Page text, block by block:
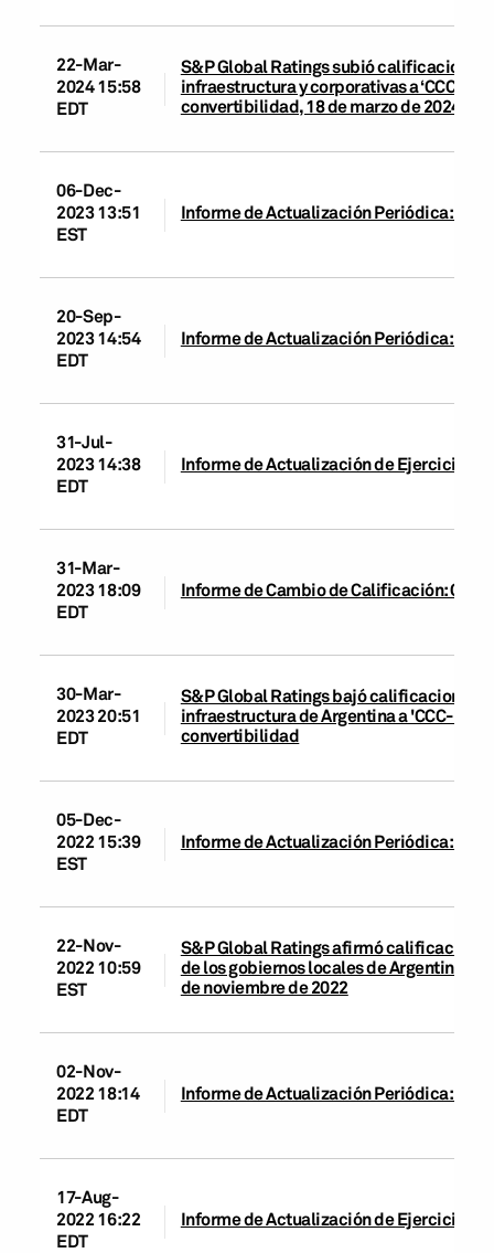
22-Mar-
2024 15:58
EDT
S&P Global Ratings subió
infraestructura y corporativas a ‘CCC’
convertibilidad, 18 de marzo de 2024
06-Dec-
2023 13:51
EST
Informe de Actualización Periódica:
20-Sep-
2023 14:54
EDT
Informe de Actualización Periódica:
31-Jul-
2023 14:38
EDT
Informe de Actualización de Ejercicio:
31-Mar-
2023 18:09
EDT
Informe de Cambio de Calificación:
30-Mar-
2023 20:51
EDT
S&P Global Ratings bajó calificaciones
infraestructura de Argentina a 'CCC-'
convertibilidad
05-Dec-
2022 15:39
EST
Informe de Actualización Periódica:
22-Nov-
2022 10:59
EST
S&P Global Ratings afirmó
de los gobiernos locales de Argentina
de noviembre de 2022
02-Nov-
2022 18:14
EDT
Informe de Actualización Periódica:
17-Aug-
2022 16:22
EDT
Informe de Actualización de Ejercicio: